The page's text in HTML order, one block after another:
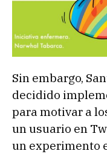
Sin embargo,
decidido
para motivar a
un usuario en
un experimento